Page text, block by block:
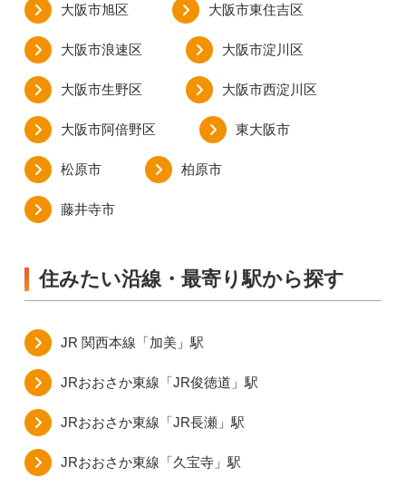
大阪市旭区 大阪市東住吉区
大阪市浪速区 大阪市淀川区
大阪市生野区 大阪市西淀川区
大阪市阿倍野区 東大阪市
松原市 柏原市
藤井寺市
住みたい沿線・最寄り駅から探す
JR 関西本線「加美」駅
JRおおさか東線「JR俊徳道」駅
JRおおさか東線「JR長瀬」駅
JRおおさか東線「久宝寺」駅